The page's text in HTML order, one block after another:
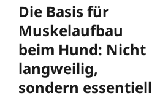
Die Basis für
Muskelaufbau
beim Hund: Nicht
langweilig,
sondern essentiell